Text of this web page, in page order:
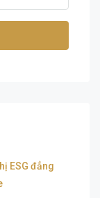
ESG đẳng